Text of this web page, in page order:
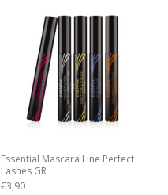
Essential Mascara Line Perfect
Lashes GR
€3,90